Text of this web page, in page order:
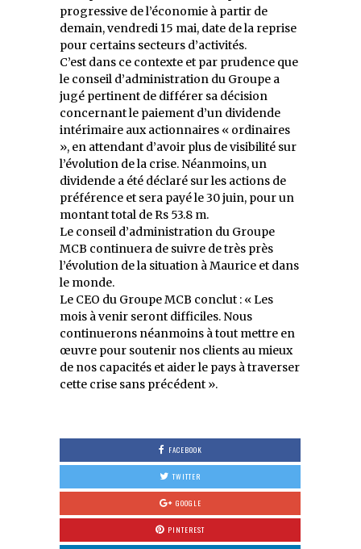
progressive de l’économie à partir de
demain, vendredi 15 mai, date de la reprise
pour certains secteurs d’activités.
C’est dans ce contexte et par prudence que
le conseil d’administration du Groupe a
jugé pertinent de différer sa décision
concernant le paiement d’un dividende
intérimaire aux actionnaires « ordinaires
», en attendant d’avoir plus de visibilité sur
l’évolution de la crise. Néanmoins, un
dividende a été déclaré sur les actions de
préférence et sera payé le 30 juin, pour un
montant total de Rs 53.8 m.
Le conseil d’administration du Groupe
MCB continuera de suivre de très près
l’évolution de la situation à Maurice et dans
le monde.
Le CEO du Groupe MCB conclut : « Les
mois à venir seront difficiles. Nous
continuerons néanmoins à tout mettre en
œuvre pour soutenir nos clients au mieux
de nos capacités et aider le pays à traverser
cette crise sans précédent ».
FACEBOOK
TWITTER
GOOGLE
PINTEREST